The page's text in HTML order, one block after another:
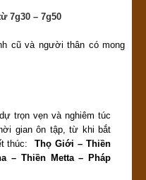
7g30 – 7g50
cũ và người thân có mong
trọn vẹn và nghiêm túc
gian ôn tập, từ khi bắt
thúc:Thọ Giới – Thiền
– Thiền Metta – Pháp